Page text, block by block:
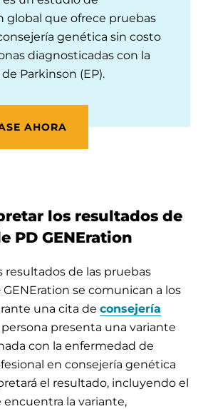
global que ofrece pruebas
genética sin costo
diagnosticadas con la
Parkinson (EP).
AHORA
los resultados de
PD GENEration
resultados de las pruebas
se comunican a los
una cita de consejería
persona presenta una variante
con la enfermedad de
en consejería genética
el resultado, incluyendo el
la variante,